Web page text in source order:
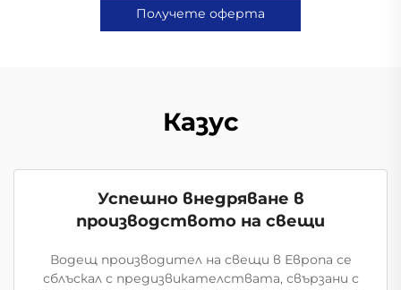
Получете оферта
Казус
Успешно внедряване в
производството на свещи
Водещ производител на свещи в Европа се
сблъскал с предизвикателствата, свързани с